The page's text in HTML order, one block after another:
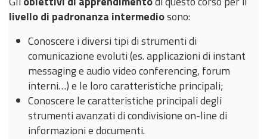
livello di padronanza intermediosono:
Conoscere i diversi tipi di strumenti di
comunicazione evoluti (es. applicazioni di instant
messaging e audio video conferencing, forum
interni…) e le loro caratteristiche principali;
Conoscere le caratteristiche principali degli
strumenti avanzati di condivisione on-line di
informazioni e documenti.